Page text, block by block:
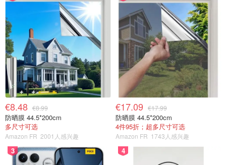
€8.48 €8.99
防晒膜 44.5*200cm
多尺寸可选
Amazon FR 2001人感兴趣
€17.09 €17.99
防晒膜 44.5*200cm
4件95折；超多尺寸可选
Amazon FR 1743人感兴趣
3 4